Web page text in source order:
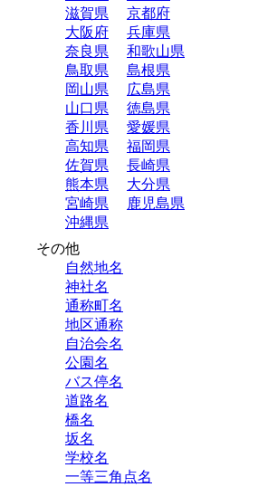
滋賀県
京都府
大阪府
兵庫県
奈良県
和歌山県
鳥取県
島根県
岡山県
広島県
山口県
徳島県
香川県
愛媛県
高知県
福岡県
佐賀県
長崎県
熊本県
大分県
宮崎県
鹿児島県
沖縄県
その他
自然地名
神社名
通称町名
地区通称
自治会名
公園名
バス停名
道路名
橋名
坂名
学校名
一等三角点名